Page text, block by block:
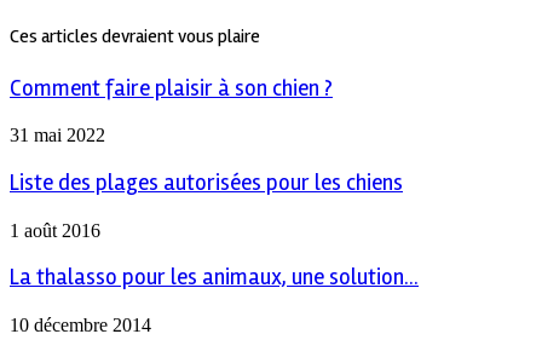
Ces articles devraient vous plaire
Comment faire plaisir à son chien ?
31 mai 2022
Liste des plages autorisées pour les chiens
1 août 2016
La thalasso pour les animaux, une solution...
10 décembre 2014